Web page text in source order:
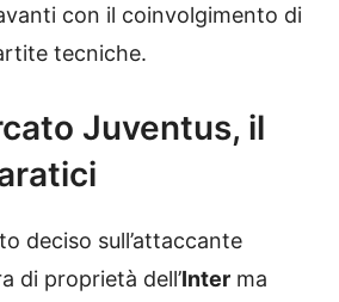
con il coinvolgimento di
tecniche.
Juventus, il
deciso sull’attaccante
di proprietà dell’Inter ma